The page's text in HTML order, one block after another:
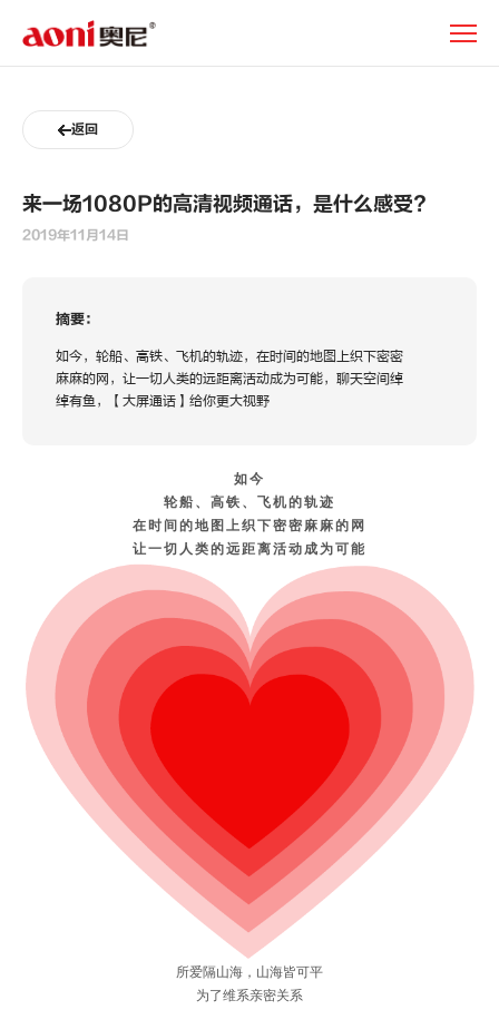
动
返回
来一场1080P的高清视频通话，是什么感受?
2019年11月14日
摘要：
如今，轮船、高铁、飞机的轨迹，在时间的地图上织下密密
麻麻的网，让一切人类的远距离活动成为可能，聊天空间绰
绰有鱼，【大屏通话】给你更大视野
如今
轮船、高铁、飞机的轨迹
在时间的地图上织下密密麻麻的网
让一切人类的远距离活动成为可能
所爱隔山海，山海皆可平
为了维系亲密关系